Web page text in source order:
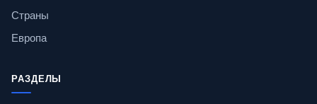
Страны
Европа
РАЗДЕЛЫ